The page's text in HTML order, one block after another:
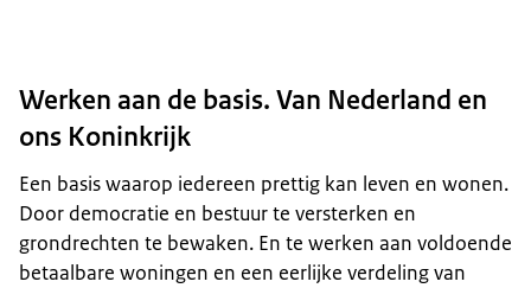
Werken aan de basis. Van Nederland en
ons Koninkrijk
Een basis waarop iedereen prettig kan leven en wonen.
Door democratie en bestuur te versterken en
grondrechten te bewaken. En te werken aan voldoende
betaalbare woningen en een eerlijke verdeling van